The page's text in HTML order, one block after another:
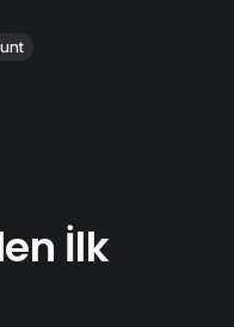
İlk